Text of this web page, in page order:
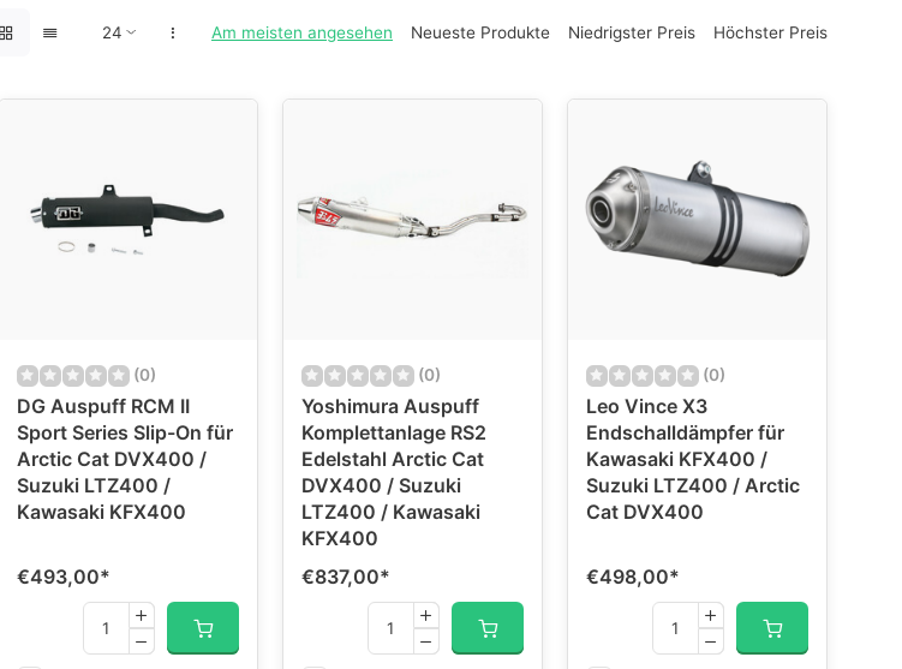
Am meisten angesehen Neueste Produkte Niedrigster Preis Höchster Preis
(0)
DG Auspuff RCM II
Sport Series Slip-On für
Arctic Cat DVX400 /
Suzuki LTZ400 /
Kawasaki KFX400
€493,00*
(0)
Yoshimura Auspuff
Komplettanlage RS2
Edelstahl Arctic Cat
DVX400 / Suzuki
LTZ400 / Kawasaki
KFX400
€837,00*
(0)
Leo Vince X3
Endschalldämpfer für
Kawasaki KFX400 /
Suzuki LTZ400 / Arctic
Cat DVX400
€498,00*